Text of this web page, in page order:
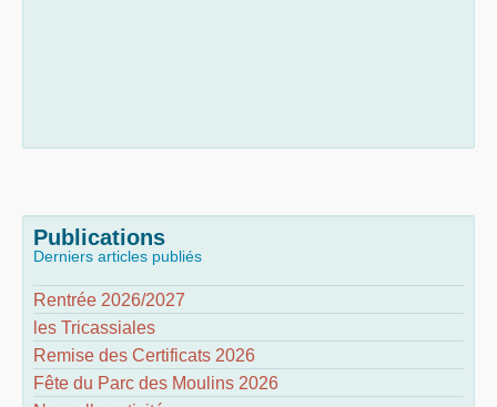
Publications
Derniers articles publiés
Rentrée 2026/2027
les Tricassiales
Remise des Certificats 2026
Fête du Parc des Moulins 2026